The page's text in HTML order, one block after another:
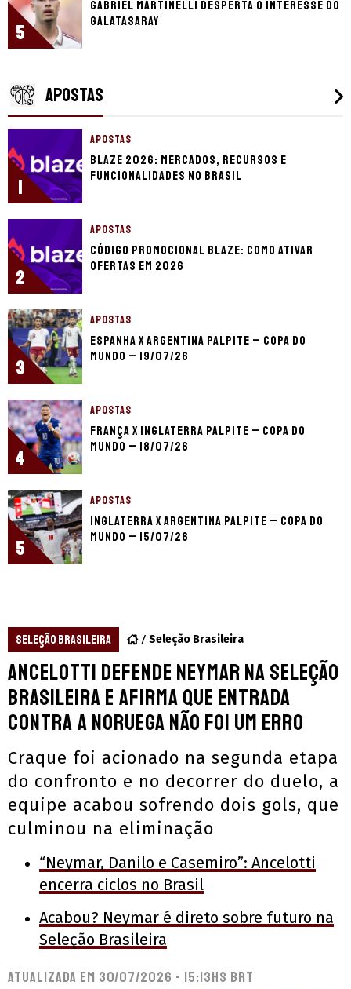
5
Gabriel Martinelli desperta o interesse do
Galatasaray
APOSTAS
1
APOSTAS
Blaze 2026: mercados, recursos e
funcionalidades no Brasil
2
APOSTAS
Código promocional Blaze: como ativar
ofertas em 2026
3
APOSTAS
Espanha x Argentina palpite – Copa do
Mundo – 19/07/26
4
APOSTAS
França x Inglaterra palpite – Copa do
Mundo – 18/07/26
5
APOSTAS
Inglaterra x Argentina palpite – Copa do
Mundo – 15/07/26
SELEÇÃO BRASILEIRA Seleção Brasileira
Ancelotti defende Neymar na Seleção
Brasileira e afirma que entrada
contra a Noruega não foi um erro
Craque foi acionado na segunda etapa
do confronto e no decorrer do duelo, a
equipe acabou sofrendo dois gols, que
culminou na eliminação
“Neymar, Danilo e Casemiro”: Ancelotti
encerra ciclos no Brasil
Acabou? Neymar é direto sobre futuro na
Seleção Brasileira
Atualizada em 30/07/2026 - 15:13hs BRT